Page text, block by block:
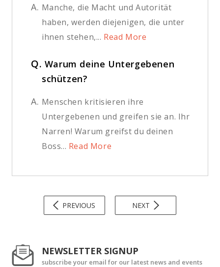
A. Manche, die Macht und Autorität
haben, werden diejenigen, die unter
ihnen stehen,... Read More
Q. Warum deine Untergebenen
schützen?
A. Menschen kritisieren ihre
Untergebenen und greifen sie an. Ihr
Narren! Warum greifst du deinen
Boss... Read More
PREVIOUS NEXT
NEWSLETTER SIGNUP
subscribe your email for our latest news and events